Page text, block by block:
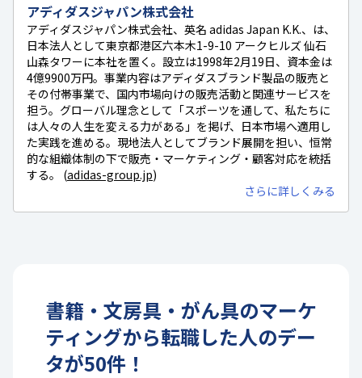
アディダスジャパン株式会社
アディダスジャパン株式会社、英名 adidas Japan K.K.、は、
日本法人として東京都港区六本木1-9-10 アークヒルズ 仙石
山森タワーに本社を置く。設立は1998年2月19日、資本金は
4億9900万円。事業内容はアディダスブランド製品の販売と
その付帯事業で、国内市場向けの販売活動と関連サービスを
担う。グローバル理念として「スポーツを通して、私たちに
は人々の人生を変える力がある」を掲げ、日本市場へ適用し
た実践を進める。現地法人としてブランド展開を担い、恒常
的な組織体制の下で販売・マーケティング・顧客対応を統括
する。 (adidas-group.jp)
さらに詳しくみる
書籍・文房具・がん具のマーケ
ティングから転職した人のデー
タが50件！